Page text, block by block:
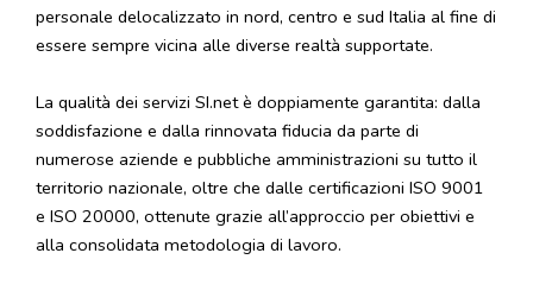
personale delocalizzato in nord, centro e sud Italia al fine di
essere sempre vicina alle diverse realtà supportate.
La qualità dei servizi SI.net è doppiamente garantita: dalla
soddisfazione e dalla rinnovata fiducia da parte di
numerose aziende e pubbliche amministrazioni su tutto il
territorio nazionale, oltre che dalle certificazioni ISO 9001
e ISO 20000, ottenute grazie all’approccio per obiettivi e
alla consolidata metodologia di lavoro.